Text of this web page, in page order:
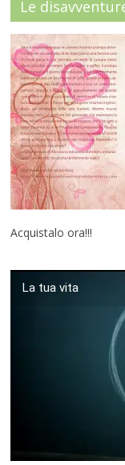
Le
Acquistalo ora!!!
La tua vita